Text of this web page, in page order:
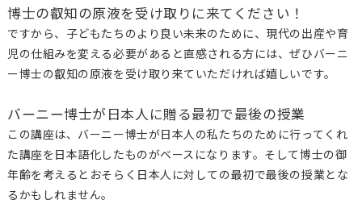
博士の叡知の原液を受け取りに来てください！
ですから、子どもたちのより良い未来のために、現代の出産や育
児の仕組みを変える必要があると直感される方には、ぜひバーニ
ー博士の叡知の原液を受け取り来ていただければ嬉しいです。
バーニー博士が日本人に贈る最初で最後の授業
この講座は、バーニー博士が日本人の私たちのために行ってくれ
た講座を日本語化したものがベースになります。そして博士の御
年齢を考えるとおそらく日本人に対しての最初で最後の授業とな
るかもしれません。